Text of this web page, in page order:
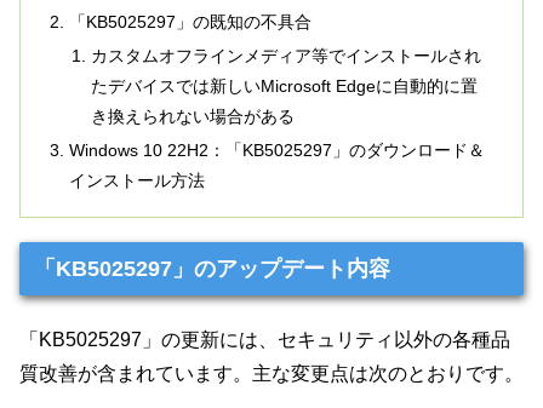
「KB5025297」の既知の不具合
カスタムオフラインメディア等でインストールされ
たデバイスでは新しいMicrosoft Edgeに自動的に置
き換えられない場合がある
Windows 10 22H2：「KB5025297」のダウンロード＆
インストール方法
「KB5025297」のアップデート内容
「KB5025297」の更新には、セキュリティ以外の各種品
質改善が含まれています。主な変更点は次のとおりです。